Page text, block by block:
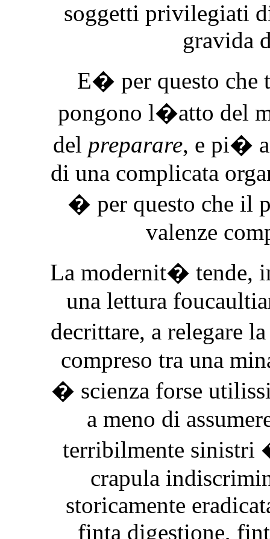
soggetti privilegiati
gravida
E� per questo che
pongono l�atto del
del preparare, e pi�
di una complicata
� per questo che il
valenze
La modernit� tende,
una lettura
decrittare, a relegare
compreso tra una
� scienza forse
a meno di
terribilmente sinistri
crapula
storicamente
finta digestione,